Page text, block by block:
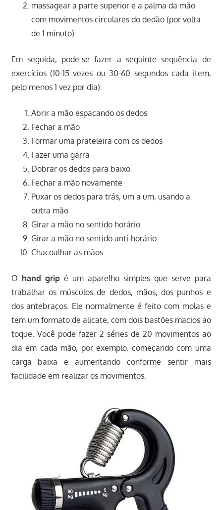
massagear a parte superior e a palma da mão
com movimentos circulares do dedão (por volta
de 1 minuto)
Em seguida, pode-se fazer a seguinte sequência de
exercícios (10-15 vezes ou 30-60 segundos cada item,
pelo menos 1 vez por dia):
Abrir a mão espaçando os dedos
Fechar a mão
Formar uma prateleira com os dedos
Fazer uma garra
Dobrar os dedos para baixo
Fechar a mão novamente
Puxar os dedos para trás, um a um, usando a
outra mão
Girar a mão no sentido horário
Girar a mão no sentido anti-horário
Chacoalhar as mãos
O hand gripé um aparelho simples que serve para
trabalhar os músculos de dedos, mãos, dos punhos e
dos antebraços. Ele normalmente é feito com molas e
tem um formato de alicate, com dois bastões macios ao
toque. Você pode fazer 2 séries de 20 movimentos ao
dia em cada mão, por exemplo, começando com uma
carga baixa e aumentando conforme sentir mais
facilidade em realizar os movimentos.